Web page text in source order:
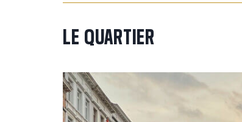
LE QUARTIER